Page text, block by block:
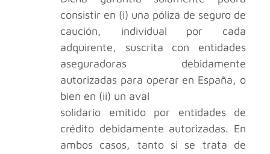
consistir en (i) una póliza de seguro de
caución, individual por cada
adquirente, suscrita con entidades
aseguradoras debidamente
autorizadas para operar en España, o
bien en (ii) un aval
solidario emitido por entidades de
crédito debidamente autorizadas. En
ambos casos, tanto si se trata de